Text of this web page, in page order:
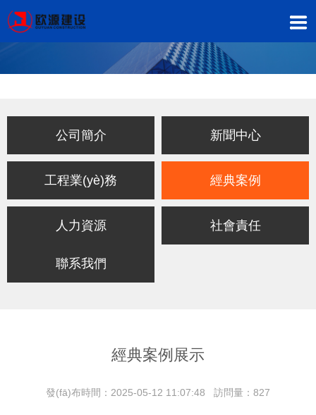
公司簡介 新聞中心
工程業(yè)務 經典案例
人力資源 社會責任
聯系我們
經典案例展示
發(fā)布時間：2025-05-12 11:07:48 訪問量：827